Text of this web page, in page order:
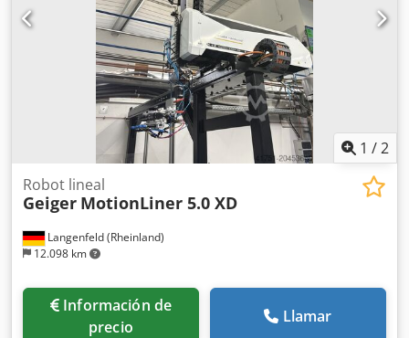
1 /2
Langenfeld (Rheinland)
12.098 km
Robot lineal
Geiger MotionLiner 5.0 XD
Información de
precio
Llamar